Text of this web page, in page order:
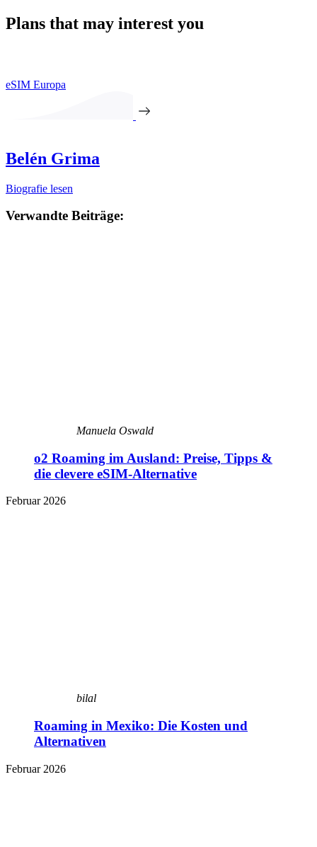
Plans that may interest you
eSIM Europa
Belén Grima
Biografie lesen
Verwandte Beiträge:
Manuela Oswald
o2 Roaming im Ausland: Preise, Tipps &
die clevere eSIM-Alternative
Februar 2026
bilal
Roaming in Mexiko: Die Kosten und
Alternativen
Februar 2026